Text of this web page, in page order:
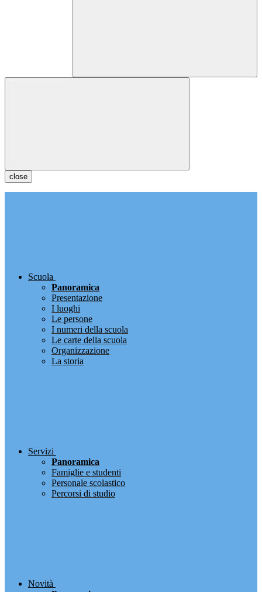
close
Scuola
Panoramica
Presentazione
I luoghi
Le persone
I numeri della scuola
Le carte della scuola
Organizzazione
La storia
Servizi
Panoramica
Famiglie e studenti
Personale scolastico
Percorsi di studio
Novità